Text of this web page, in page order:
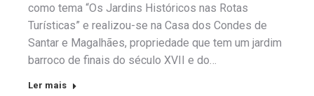
como tema “Os Jardins Históricos nas Rotas
Turísticas” e realizou-se na Casa dos Condes de
Santar e Magalhães, propriedade que tem um jardim
barroco de finais do século XVII e do…
Ler mais